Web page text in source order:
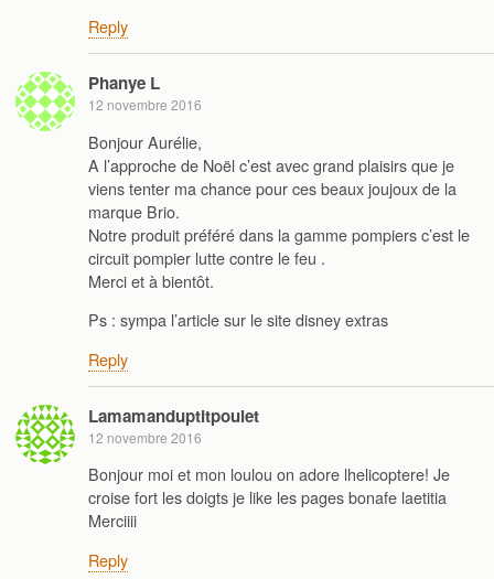
Reply
Phanye L
12 novembre 2016
Bonjour Aurélie,
A l’approche de Noël c’est avec grand plaisirs que je
viens tenter ma chance pour ces beaux joujoux de la
marque Brio.
Notre produit préféré dans la gamme pompiers c’est le
circuit pompier lutte contre le feu .
Merci et à bientôt.
Ps : sympa l’article sur le site disney extras
Reply
Lamamanduptitpoulet
12 novembre 2016
Bonjour moi et mon loulou on adore lhelicoptere! Je
croise fort les doigts je like les pages bonafe laetitia
Merciiii
Reply